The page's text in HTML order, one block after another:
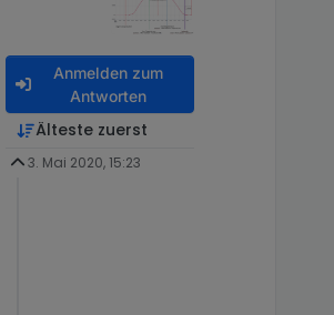
Anmelden zum
Antworten
Älteste zuerst
3. Mai 2020, 15:23